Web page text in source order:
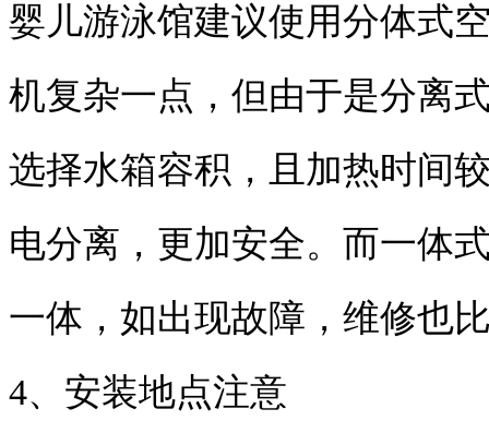
婴儿游泳馆建议使用分体式
机复杂一点，但由于是分离
选择水箱容积，且加热时间
电分离，更加安全。而一体
一体，如出现故障，维修也
4、安装地点注意